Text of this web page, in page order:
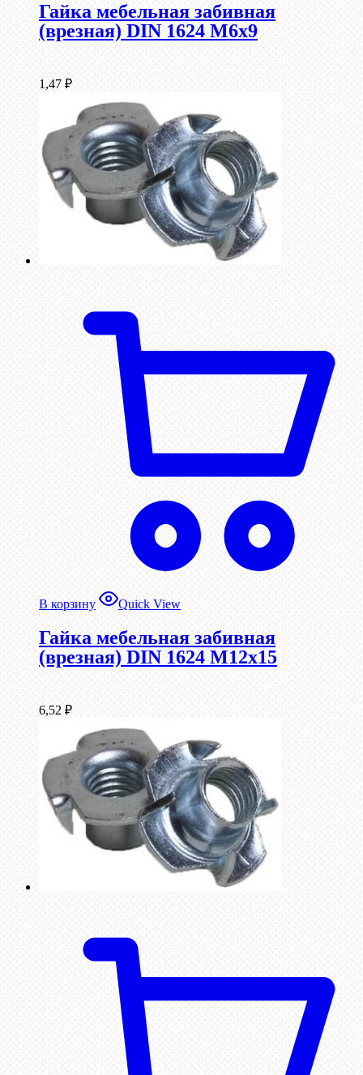
Гайка мебельная забивная
(врезная) DIN 1624 М6х9
1,47 ₽
В корзину Quick View
Гайка мебельная забивная
(врезная) DIN 1624 М12х15
6,52 ₽